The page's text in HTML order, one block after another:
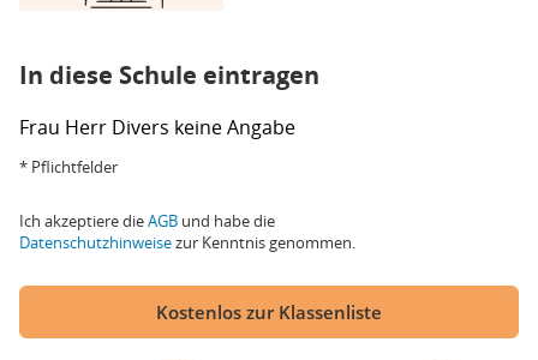
In diese Schule eintragen
Frau Herr Divers keine Angabe
* Pflichtfelder
Ich akzeptiere dieAGB und habe die
Datenschutzhinweisezur Kenntnis genommen.
Kostenlos zur Klassenliste